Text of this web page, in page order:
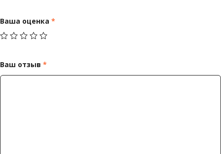
Ваша оценка *
Ваш отзыв *